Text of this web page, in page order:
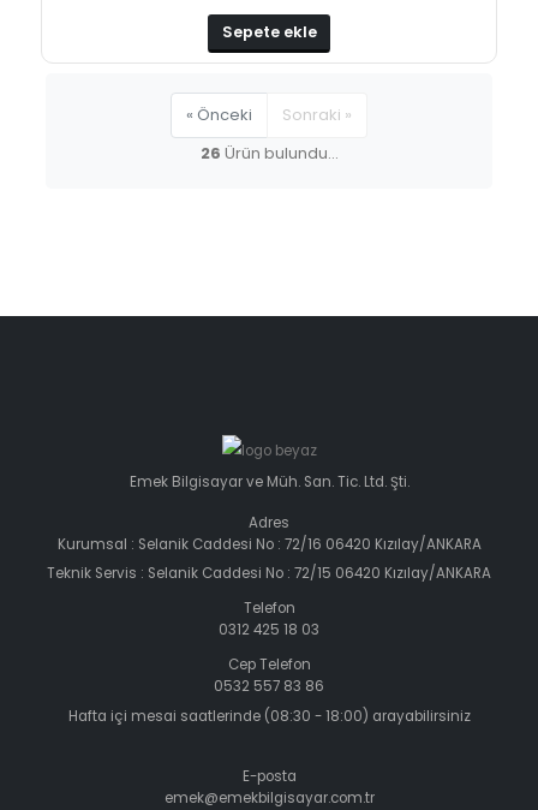
Sepete ekle
« Önceki
Sonraki »
26 Ürün bulundu...
Emek Bilgisayar ve Müh. San. Tic. Ltd. Şti.
Adres
Kurumsal : Selanik Caddesi No : 72/16 06420 Kızılay/ANKARA
Teknik Servis : Selanik Caddesi No : 72/15 06420 Kızılay/ANKARA
Telefon
0312 425 18 03
Cep Telefon
0532 557 83 86
Hafta içi mesai saatlerinde (08:30 - 18:00) arayabilirsiniz
E-posta
emek@emekbilgisayar.com.tr